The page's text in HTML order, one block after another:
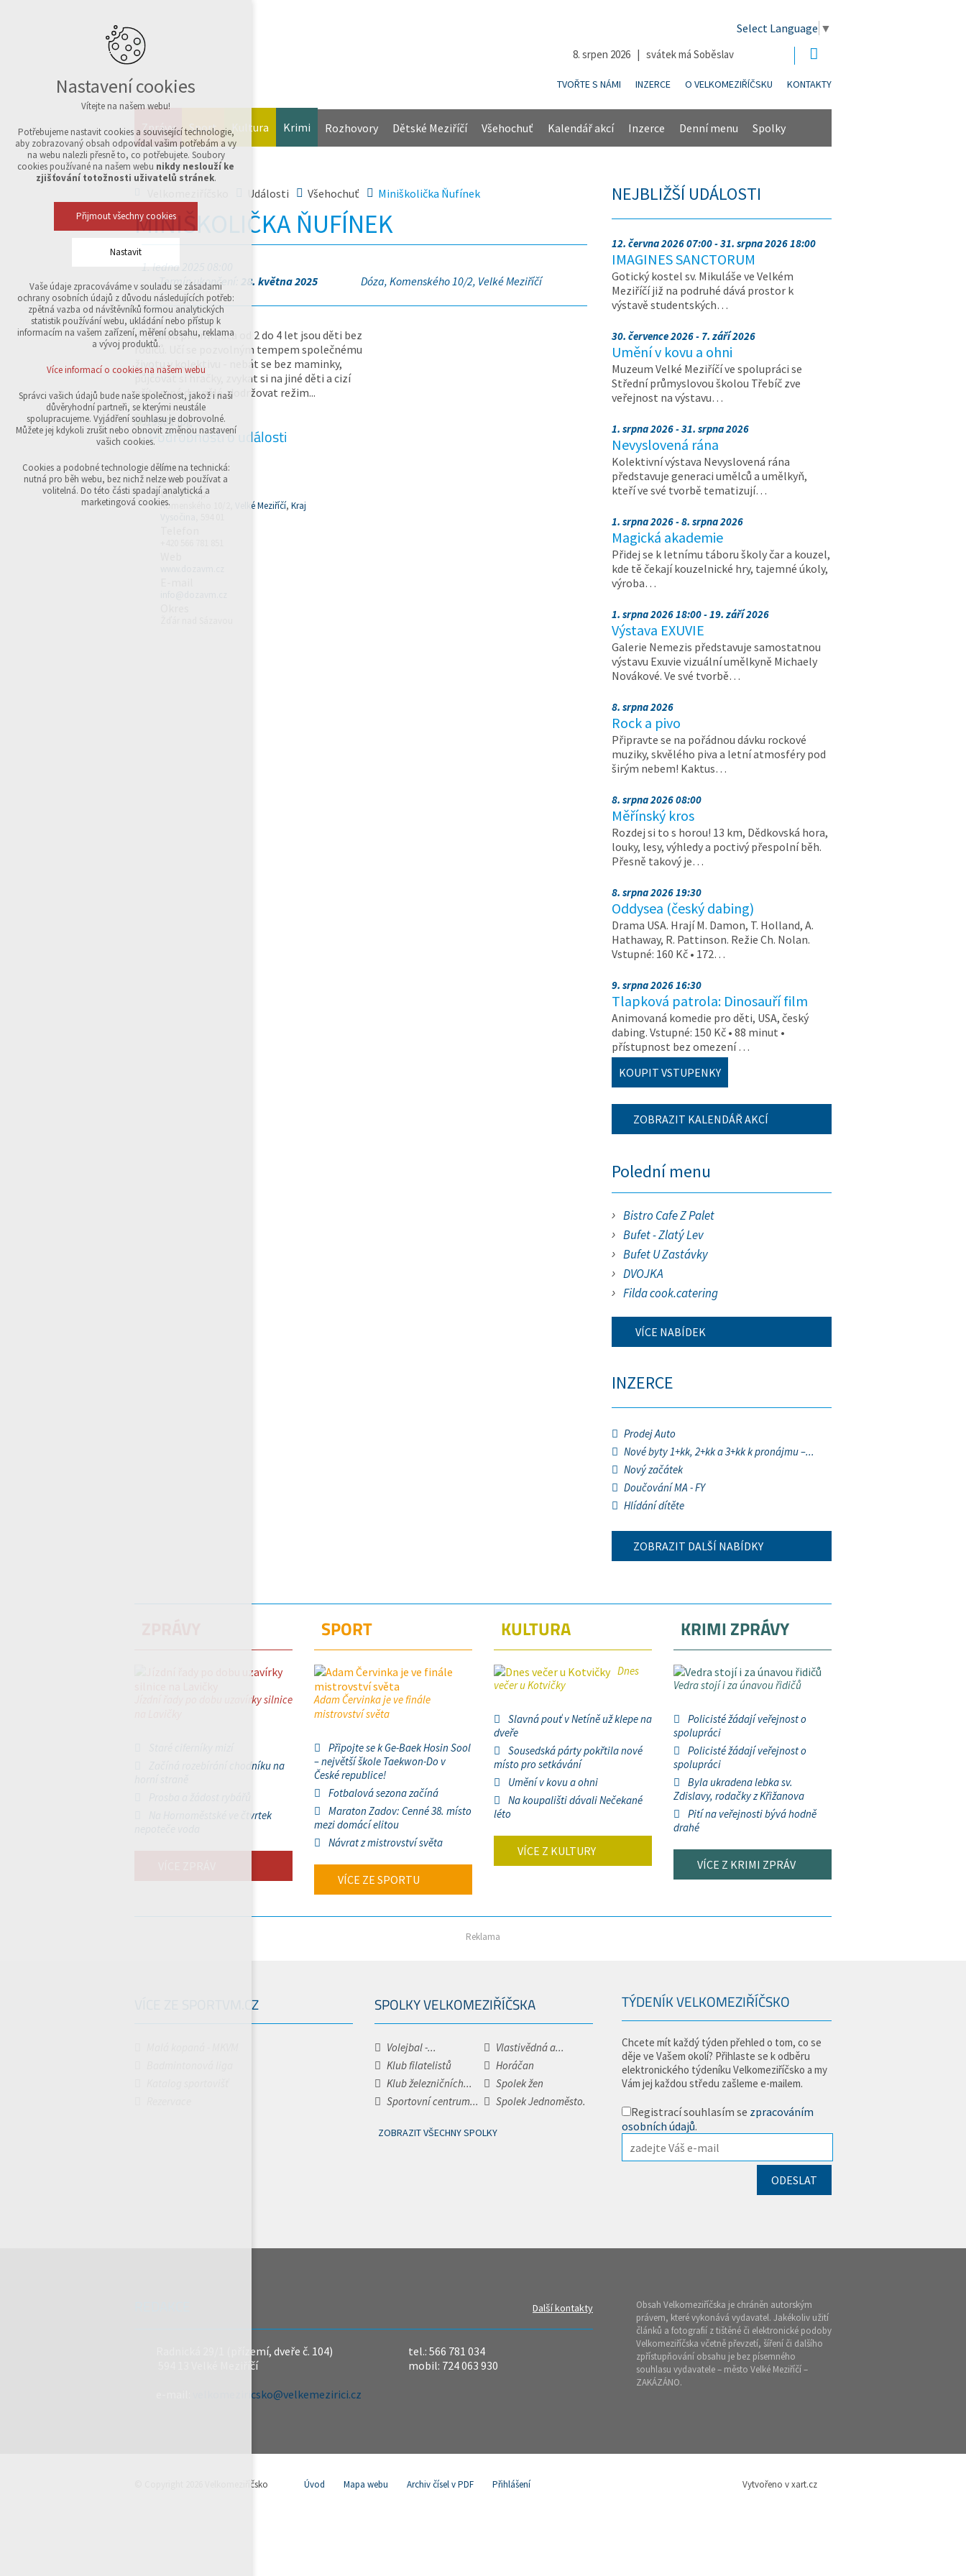
Select Language ▼
8. srpen 2026 | svátek má Soběslav
TVOŘTE S NÁMI INZERCE O VELKOMEZIŘÍČSKU KONTAKTY
Zprávy Sport Kultura Krimi Rozhovory Dětské Meziříčí Všehochuť Kalendář akcí Inzerce Denní menu Spolky
Události Všehochuť Miniškolička Ňufínek
MINIŠKOLIČKA ŇUFÍNEK
1. ledna 2025 08:00
Termín ukončení:
28. května 2025 Dóza, Komenského 10/2, Velké Meziříčí
V klubíku pro mrňata od 2 do 4 let jsou děti bez
rodičů. Učí se pozvolným tempem společnému
životu v kolektivu - nebát se bez maminky,
půjčovat si hračky, zvykat si na jiné děti a cizí
přítomné dospělé, dodržovat režim...
Podrobnosti o události
Místo
Dóza
Ulice a čp.
Komenského 10/2, Velké Meziříčí, Kraj
NEJBLIŽŠÍ UDÁLOSTI
12. června 2026 07:00 - 31. srpna 2026 18:00
IMAGINES SANCTORUM
Gotický kostel sv. Mikuláše ve Velkém
Meziříčí již na podruhé dává prostor k
výstavě studentských…
30. července 2026 - 7. září 2026
Umění v kovu a ohni
Muzeum Velké Meziříčí ve spolupráci se
Střední průmyslovou školou Třebíč zve
veřejnost na výstavu…
1. srpna 2026 - 31. srpna 2026
Nevyslovená rána
Kolektivní výstava Nevyslovená rána
představuje generaci umělců a umělkyň,
kteří ve své tvorbě tematizují…
1. srpna 2026 - 8. srpna 2026
Magická akademie
Přidej se k letnímu táboru školy čar a kouzel,
kde tě čekají kouzelnické hry, tajemné úkoly,
výroba…
1. srpna 2026 18:00 - 19. září 2026
Výstava EXUVIE
Galerie Nemezis představuje samostatnou
výstavu Exuvie vizuální umělkyně Michaely
Novákové. Ve své tvorbě…
8. srpna 2026
Rock a pivo
Připravte se na pořádnou dávku rockové
muziky, skvělého piva a letní atmosféry pod
širým nebem! Kaktus…
8. srpna 2026 08:00
Měřínský kros
Rozdej si to s horou! 13 km, Dědkovská hora,
louky, lesy, výhledy a poctivý přespolní běh.
Přesně takový je…
8. srpna 2026 19:30
Oddysea (český dabing)
Drama USA. Hrají M. Damon, T. Holland, A.
Hathaway, R. Pattinson. Režie Ch. Nolan.
Vstupné: 160 Kč • 172…
9. srpna 2026 16:30
Tlapková patrola: Dinosauří film
Animovaná komedie pro děti, USA, český
dabing. Vstupné: 150 Kč • 88 minut •
přístupnost bez omezení …
KOUPIT VSTUPENKY
ZOBRAZIT KALENDÁŘ AKCÍ
Polední menu
Bistro Cafe Z Palet
Bufet - Zlatý Lev
Bufet U Zastávky
DVOJKA
Filda cook.catering
VÍCE NABÍDEK
INZERCE
Prodej Auto
Nové byty 1+kk, 2+kk a 3+kk k pronájmu –...
Nový začátek
Doučování MA - FY
Hlídání dítěte
ZOBRAZIT DALŠÍ NABÍDKY
Jízdní řady po dobu uzavírky silnice
Začíná rozebírání chodníku na
Na Hornoměstské ve čtvrtek
SPORT
Adam Červinka je ve finále
mistrovství světa
Připojte se k Ge-Baek Hosin Sool
– největší škole Taekwon-Do v
České republice!
Fotbalová sezona začíná
Maraton Zadov: Cenné 38. místo
mezi domácí elitou
Návrat z mistrovství světa
VÍCE ZE SPORTU
KULTURA
Dnes
večer u Kotvičky
Slavná pouť v Netíně už klepe na
dveře
Sousedská párty pokřtila nové
místo pro setkávání
Umění v kovu a ohni
Na koupališti dávali Nečekané
léto
VÍCE Z KULTURY
KRIMI ZPRÁVY
Vedra stojí i za únavou řidičů
Policisté žádají veřejnost o
spolupráci
Policisté žádají veřejnost o
spolupráci
Byla ukradena lebka sv.
Zdislavy, rodačky z Křižanova
Pití na veřejnosti bývá hodně
drahé
VÍCE Z KRIMI ZPRÁV
Reklama
VÍCE ZE SPORTVM.CZ SPOLKY VELKOMEZIŘÍČSKA
Volejbal -...
Vlastivědná a...
Klub filatelistů
Horáčan
Klub železničních...
Spolek žen
Sportovní centrum...
Spolek Jednoměsto.
ZOBRAZIT VŠECHNY SPOLKY
TÝDENÍK VELKOMEZIŘÍČSKO
Chcete mít každý týden přehled o tom, co se
děje ve Vašem okolí? Přihlaste se k odběru
elektronického týdeníku Velkomeziříčsko a my
Vám jej každou středu zašleme e-mailem.
Registrací souhlasím se zpracováním
osobních údajů.
Další kontakty
Radnická 29/1 (přízemí, dveře č. 104)
594 13 Velké Meziříčí
velkomeziricsko@velkemezirici.cz
tel.: 566 781 034
mobil: 724 063 930
Obsah Velkomeziříčska je chráněn autorským
právem, které vykonává vydavatel. Jakékoliv užití
článků a fotografií z tištěné či elektronické podoby
Velkomeziříčska včetně převzetí, šíření či dalšího
zpřístupňování obsahu je bez písemného
souhlasu vydavatele – město Velké Meziříčí –
ZAKÁZÁNO.
© Copyright 2026 Velkomeziříčsko Úvod Mapa webu Archiv čísel v PDF Přihlášení Vytvořeno v xart.cz
Nastavení cookies
Vítejte na našem webu!
Potřebujeme nastavit cookies a související technologie,
aby zobrazovaný obsah odpovídal vašim potřebám a vy
na webu nalezli přesně to, co potřebujete. Soubory
cookies používané na našem webu nikdy neslouží ke
zjišťování totožnosti uživatelů stránek.
Přijmout všechny cookies
Nastavit
Technická cookies
nutná pro provozování webu
udržení kontextu stránek (session): případná
přihlášení, volby jazyka, apod.
analytická pro anonymizované vyhodnocení
návštěvnosti
marketingová cookies (Google,Sklik)
Více informací o cookies na našem webu
Přijmout všechny cookies
Odmítnout vše
Vaše údaje zpracováváme v souladu se zásadami
ochrany osobních údajů z důvodu následujících potřeb:
zpětná vazba od návštěvníků formou analytických
statistik používání webu, ukládání nebo přístup k
informacím na vašem zařízení, měření obsahu, reklama
a vývoj produktů.
Více informací o cookies na našem webu
Správci vašich údajů bude naše společnost, jakož i naši
důvěryhodní partneři, se kterými neustále
spolupracujeme. Vyjádření souhlasu je dobrovolné.
Můžete jej kdykoli zrušit nebo obnovit změnou nastavení
vašich cookies.
Cookies a podobné technologie dělíme na technická:
nutná pro běh webu, bez nichž nelze web používat a
volitelná. Do této části spadají analytická a
marketingová cookies.